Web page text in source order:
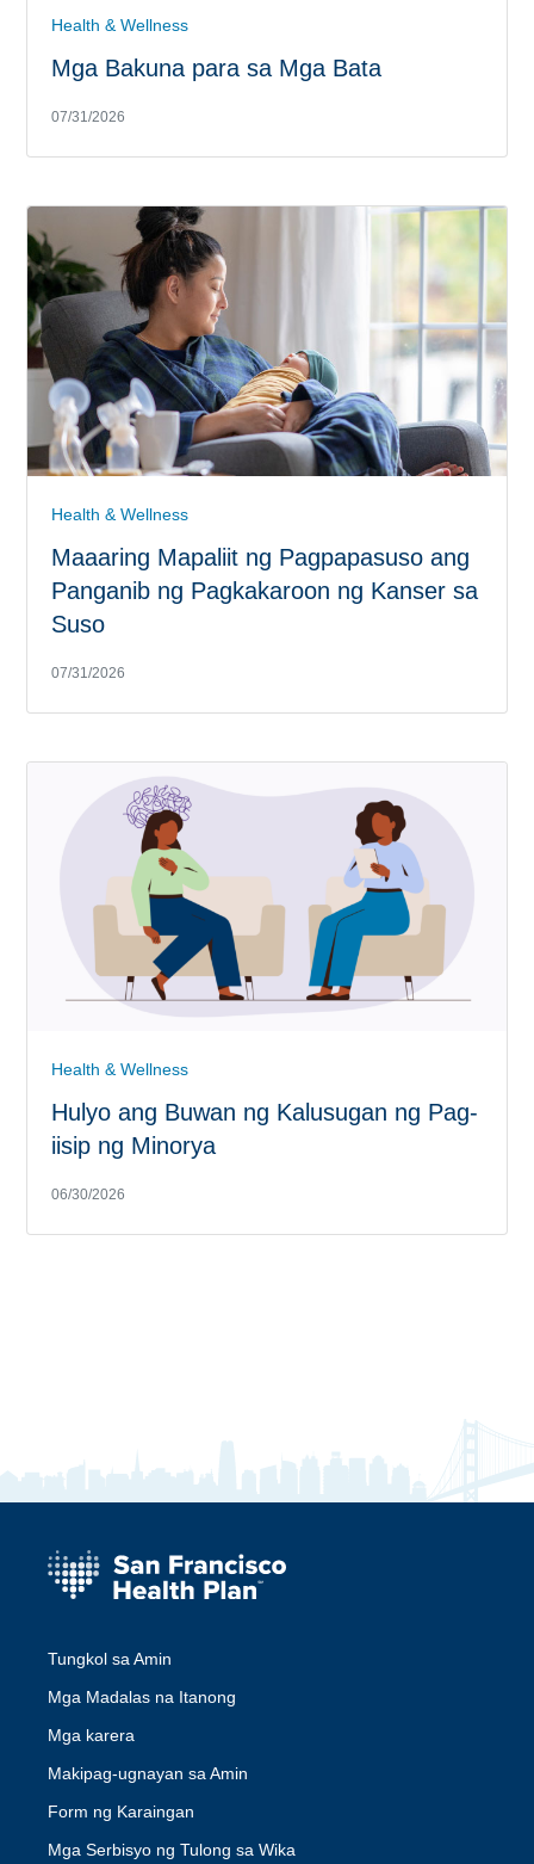
Health & Wellness
Mga Bakuna para sa Mga Bata
07/31/2026
Health & Wellness
Maaaring Mapaliit ng Pagpapasuso ang
Panganib ng Pagkakaroon ng Kanser sa
Suso
07/31/2026
Health & Wellness
Hulyo ang Buwan ng Kalusugan ng Pag-
iisip ng Minorya
06/30/2026
Tungkol sa Amin
Mga Madalas na Itanong
Mga karera
Makipag-ugnayan sa Amin
Form ng Karaingan
Mga Serbisyo ng Tulong sa Wika